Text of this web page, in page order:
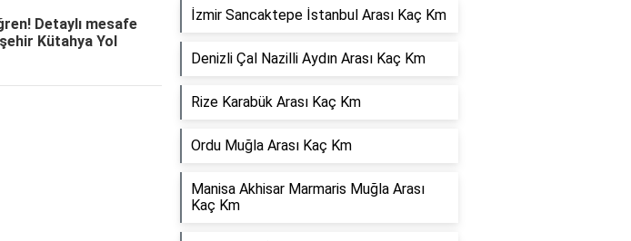
Detaylı mesafe
Kütahya Yol
İzmir Sancaktepe İstanbul Arası Kaç Km
Denizli Çal Nazilli Aydın Arası Kaç Km
Rize Karabük Arası Kaç Km
Ordu Muğla Arası Kaç Km
Manisa Akhisar Marmaris Muğla Arası
Kaç Km